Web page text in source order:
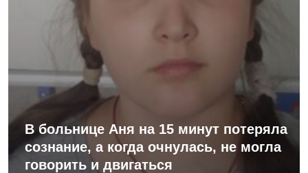
В больнице Аня на 15 минут потеряла
сознание, а когда очнулась, не могла
говорить и двигаться